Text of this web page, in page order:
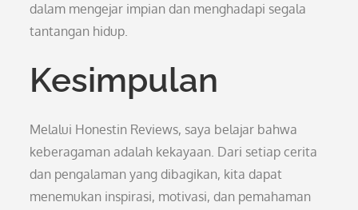
dalam mengejar impian dan menghadapi segala
tantangan hidup.
Kesimpulan
Melalui Honestin Reviews, saya belajar bahwa
keberagaman adalah kekayaan. Dari setiap cerita
dan pengalaman yang dibagikan, kita dapat
menemukan inspirasi, motivasi, dan pemahaman